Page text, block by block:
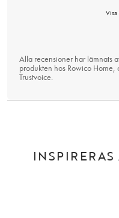
Alla recensioner har lämnats
produkten hos Rowico
Trustvoice.